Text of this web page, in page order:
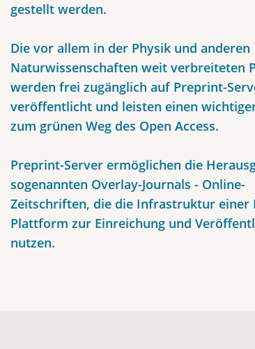
gestellt werden.
Die vor allem in der Physik und anderen
Naturwissenschaften weit verbreiteten
werden frei zugänglich auf Preprint-
veröffentlicht und leisten einen
zum grünen Weg des Open Access.
Preprint-Server ermöglichen die
sogenannten Overlay-Journals - Online-
Zeitschriften, die die Infrastruktur einer
Plattform zur Einreichung und
nutzen.